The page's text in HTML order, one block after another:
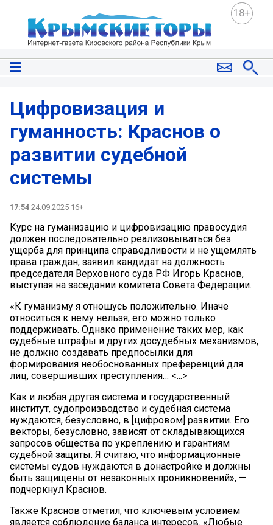
18+
Цифровизация и
гуманность: Краснов о
развитии судебной
системы
17:54 24.09.2025 16+
Курс на гуманизацию и цифровизацию правосудия
должен последовательно реализовываться без
ущерба для принципа справедливости и не ущемлять
права граждан, заявил кандидат на должность
председателя Верховного суда РФ Игорь Краснов,
выступая на заседании комитета Совета Федерации.
«К гуманизму я отношусь положительно. Иначе
относиться к нему нельзя, его можно только
поддерживать. Однако применение таких мер, как
судебные штрафы и других досудебных механизмов,
не должно создавать предпосылки для
формирования необоснованных преференций для
лиц, совершивших преступления… <...>
Как и любая другая система и государственный
институт, судопроизводство и судебная система
нуждаются, безусловно, в [цифровом] развитии. Его
векторы, безусловно, зависят от складывающихся
запросов общества по укреплению и гарантиям
судебной защиты. Я считаю, что информационные
системы судов нуждаются в донастройке и должны
быть защищены от незаконных проникновений», —
подчеркнул Краснов.
Также Краснов отметил, что ключевым условием
является соблюдение баланса интересов. «Любые